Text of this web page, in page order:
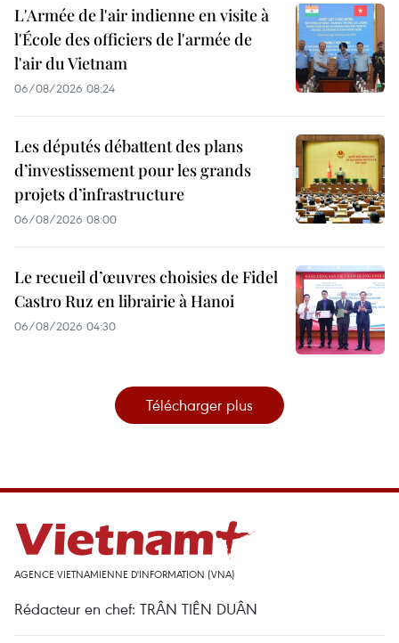
L'Armée de l'air indienne en visite à
l'École des officiers de l'armée de
l'air du Vietnam
06/08/2026 08:24
Les députés débattent des plans
d’investissement pour les grands
projets d’infrastructure
06/08/2026 08:00
Le recueil d’œuvres choisies de Fidel
Castro Ruz en librairie à Hanoi
06/08/2026 04:30
Télécharger plus
AGENCE VIETNAMIENNE D'INFORMATION (VNA)
Rédacteur en chef: TRÂN TIÊN DUÂN